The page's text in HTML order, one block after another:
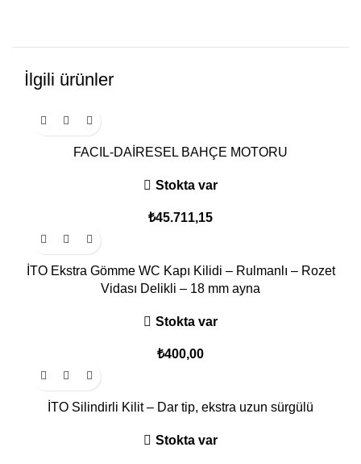
İlgili ürünler
FACIL-DAİRESEL BAHÇE MOTORU
Stokta var
₺45.711,15
İTO Ekstra Gömme WC Kapı Kilidi – Rulmanlı – Rozet
Vidası Delikli – 18 mm ayna
Stokta var
₺400,00
İTO Silindirli Kilit – Dar tip, ekstra uzun sürgülü
Stokta var